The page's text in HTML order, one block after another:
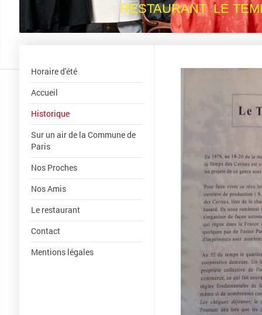
RESTAURANT LE
Horaire d'été
Accueil
Historique
Sur un air de la Commune de
Paris
Nos Proches
Nos Amis
Le restaurant
Contact
Mentions légales